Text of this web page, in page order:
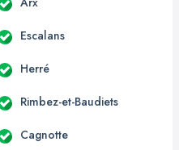
Escalans
Herré
Rimbez-et-Baudiets
Cagnotte